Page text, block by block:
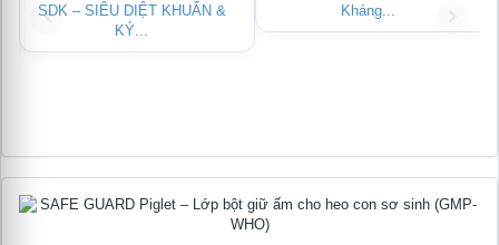
SDK – SIÊU DIỆT KHUẨN &
KÝ...
Kháng...